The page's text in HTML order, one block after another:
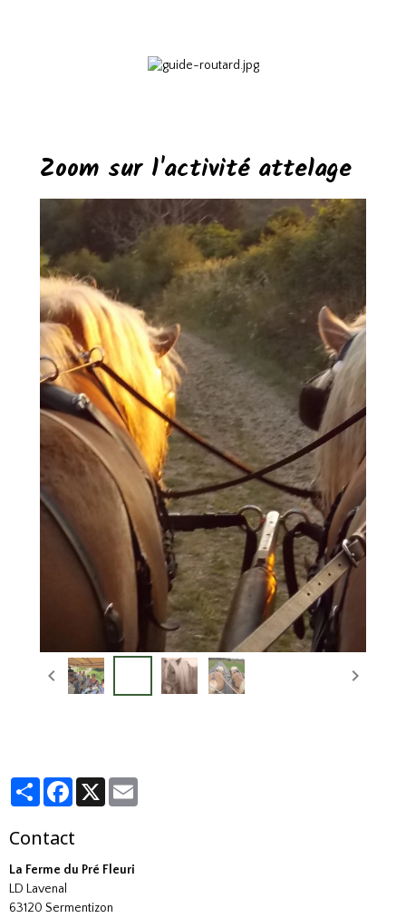
Zoom sur l'activité attelage
PartagerFacebook
X
Contact
La Ferme du Pré Fleuri
LD Lavenal
63120 Sermentizon